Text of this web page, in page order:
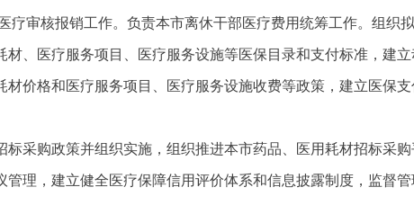
疗审核报销工作。负责本市离休干部医疗费用统筹工作。组织
材、医疗服务项目、医疗服务设施等医保目录和支付标准，建
材价格和医疗服务项目、医疗服务设施收费等政策，建立医保
标采购政策并组织实施，组织推进本市药品、医用耗材招标采购
管理，建立健全医疗保障信用评价体系和信息披露制度，监督